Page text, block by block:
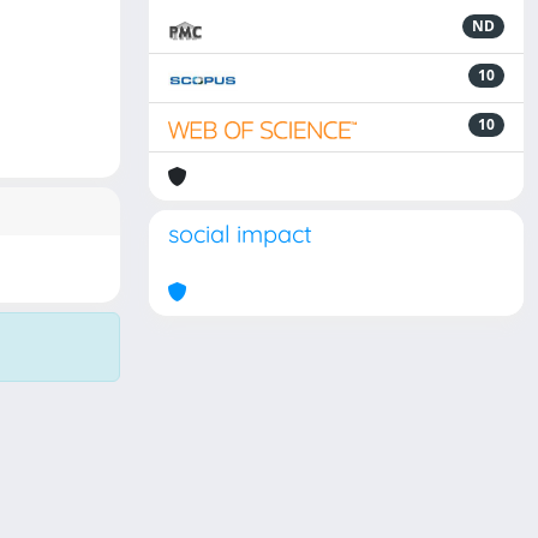
ND
10
10
social impact